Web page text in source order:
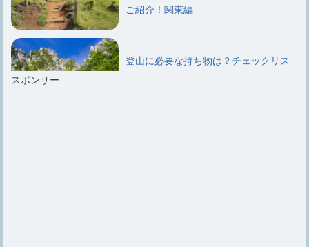
ご紹介！関東編
登山に必要な持ち物は？チェックリス
スポンサー